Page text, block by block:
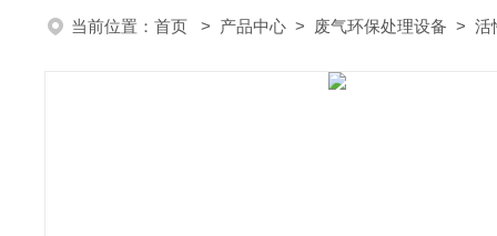
当前位置： 首页 > 产品中心 > 废气环保处理设备 > 活